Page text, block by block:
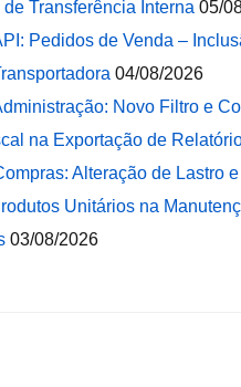
Transferência Interna 05/
Pedidos de Venda –
04/08/2026
Novo Filtro e
na Exportação de
Alteração de Lastro
Unitários na
03/08/2026